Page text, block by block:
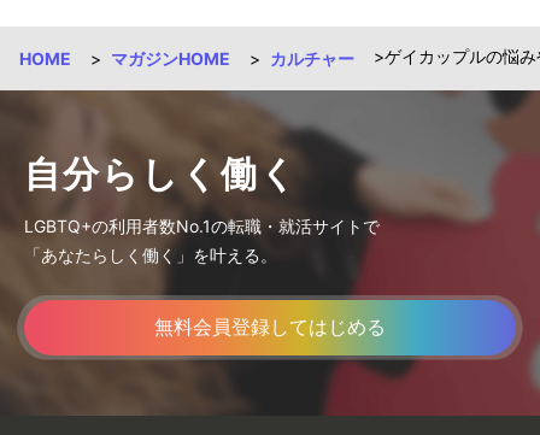
HOME マガジンHOME カルチャー ゲイカップルの悩
自分らしく働く
LGBTQ+の利用者数No.1の転職・就活サイトで
「あなたらしく働く」を叶える。
無料会員登録してはじめる